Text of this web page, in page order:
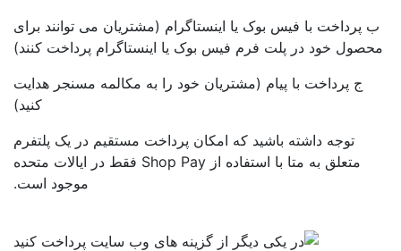
پرداخت با فیس بوک یا اینستاگرام (مشتریان می توانند برای
خود در پلت فرم فیس بوک یا اینستاگرام پرداخت کنند)
ج پرداخت با پیام (مشتریان خود را به مکالمه مسنجر هدایت
کنید)
توجه داشته باشید که امکان پرداخت مستقیم در یک پلتفرم
متعلق به متا با استفاده از Shop Pay فقط در ایالات متحده
موجود است.